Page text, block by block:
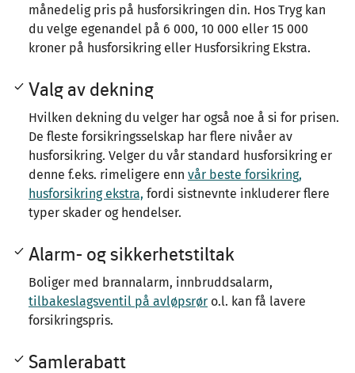
månedelig pris på husforsikringen din. Hos Tryg kan
du velge egenandel på 6 000, 10 000 eller 15 000
kroner på husforsikring eller Husforsikring Ekstra.
Valg av dekning
Hvilken dekning du velger har også noe å si for prisen.
De fleste forsikringsselskap har flere nivåer av
husforsikring. Velger du vår standard husforsikring er
denne f.eks. rimeligere enn vår beste forsikring,
husforsikring ekstra, fordi sistnevnte inkluderer flere
typer skader og hendelser.
Alarm- og sikkerhetstiltak
Boliger med brannalarm, innbruddsalarm,
tilbakeslagsventil på avløpsrør o.l. kan få lavere
forsikringspris.
Samlerabatt